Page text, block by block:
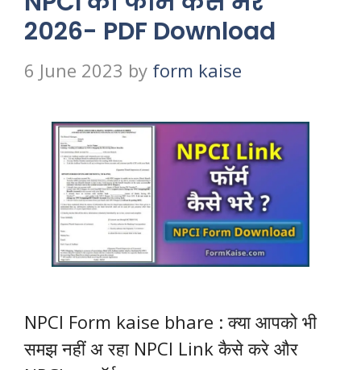
2026- PDF Download
6 June 2023 by form kaise
NPCI Form kaise bhare : क्या आपको भी
समझ नहीं अ रहा NPCI Link कैसे करे और